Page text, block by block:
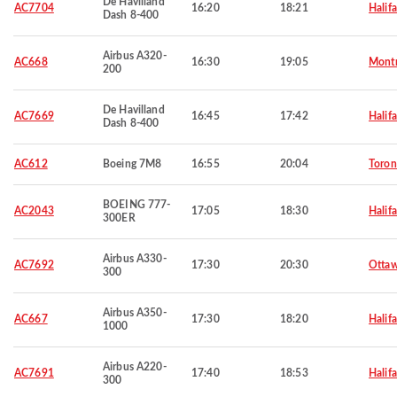
AC7704
Dash 8-400
16:20 18:21
AC668
Airbus A320-
200
16:30 19:05
AC7669
De Havilland
Dash 8-400
16:45 17:42
AC612 Boeing 7M8 16:55 20:04
AC2043
BOEING 777-
300ER
17:05 18:30
AC7692
Airbus A330-
300
17:30 20:30
AC667
Airbus A350-
1000
17:30 18:20
AC7691
Airbus A220-
300
17:40 18:53